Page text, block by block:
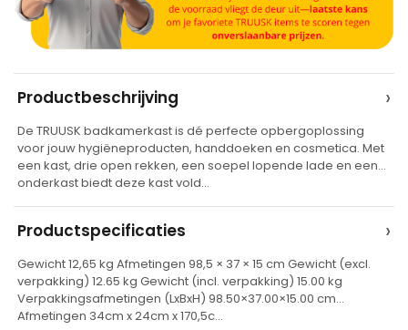
t
e
r
a
t
v
Productbeschrijving ›
De TRUUSK badkamerkast is dé perfecte opbergoplossing
voor jouw hygiëneproducten, handdoeken en cosmetica. Met
een kast, drie open rekken, een soepel lopende lade en een
onderkast biedt deze kast vold…
Productspecificaties ›
Gewicht 12,65 kg Afmetingen 98,5 × 37 × 15 cm Gewicht (excl.
verpakking) 12.65 kg Gewicht (incl. verpakking) 15.00 kg
Verpakkingsafmetingen (LxBxH) 98.50×37.00×15.00 cm
Afmetingen 34cm x 24cm x 170,5c…